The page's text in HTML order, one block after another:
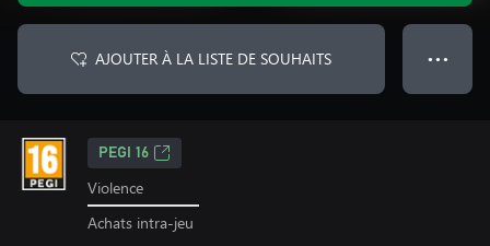
AJOUTER À LA LISTE DE SOUHAITS ● ● ●
PEGI 16
Violence
Achats intra-jeu